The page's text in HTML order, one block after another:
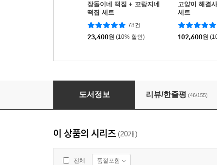
장돌이네 떡집 + 꼬랑지네
떡집 세트
78건
23,400원 (10% 할인)
고양이 해결
세트
102,600원
달콩이네 떡집
도서정보 리뷰/한줄평 (46/155)
이 상품의 시리즈 (20개)
전체 품절포함